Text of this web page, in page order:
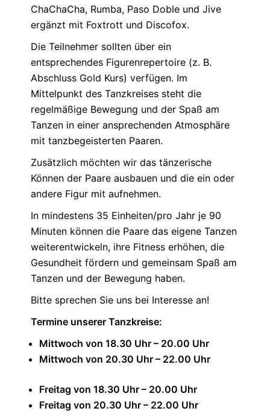
ChaChaCha, Rumba, Paso Doble und Jive
ergänzt mit Foxtrott und Discofox.
Die Teilnehmer sollten über ein
entsprechendes Figurenrepertoire (z. B.
Abschluss Gold Kurs) verfügen. Im
Mittelpunkt des Tanzkreises steht die
regelmäßige Bewegung und der Spaß am
Tanzen in einer ansprechenden Atmosphäre
mit tanzbegeisterten Paaren.
Zusätzlich möchten wir das tänzerische
Können der Paare ausbauen und die ein oder
andere Figur mit aufnehmen.
In mindestens 35 Einheiten/pro Jahr je 90
Minuten können die Paare das eigene Tanzen
weiterentwickeln, ihre Fitness erhöhen, die
Gesundheit fördern und gemeinsam Spaß am
Tanzen und der Bewegung haben.
Bitte sprechen Sie uns bei Interesse an!
Termine unserer Tanzkreise:
Mittwoch von 18.30 Uhr – 20.00 Uhr
Mittwoch von 20.30 Uhr – 22.00 Uhr
Freitag von 18.30 Uhr – 20.00 Uhr
Freitag von 20.30 Uhr – 22.00 Uhr